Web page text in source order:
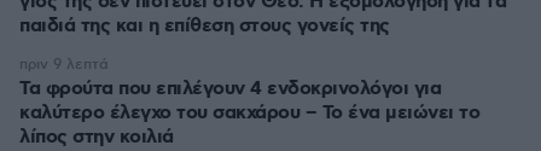
παιδιά της και η επίθεση στους γονείς της
Τα φρούτα που επιλέγουν 4 ενδοκρινολόγοι για
καλύτερο έλεγχο του σακχάρου – Το ένα μειώνει το
λίπος στην κοιλιά
πριν 9 λεπτά